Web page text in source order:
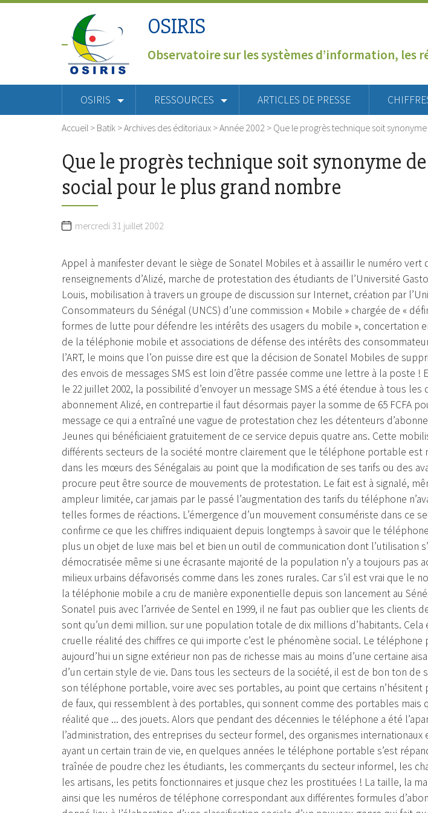
OSIRIS
Observatoire sur les systèmes d’information, les
OSIRIS RESSOURCES ARTICLES DE PRESSE
Accueil > Batik >Archives des éditoriaux >Année 2002 > Que le progrès technique soit
Que le progrès technique soit synonyme
social pour le plus grand nombre
mercredi 31 juillet 2002
Appel à manifester devant le siège de Sonatel Mobiles et à assaillir le numéro vert
renseignements d’Alizé, marche de protestation des étudiants de l’Université
Louis, mobilisation à travers un groupe de discussion sur Internet, création par
Consommateurs du Sénégal (UNCS) d’une commission « Mobile » chargée de «
formes de lutte pour défendre les intérêts des usagers du mobile », concertation
de la téléphonie mobile et associations de défense des intérêts des
l’ART, le moins que l’on puisse dire est que la décision de Sonatel Mobiles de
des envois de messages SMS est loin d’être passée comme une lettre à la poste !
le 22 juillet 2002, la possibilité d’envoyer un message SMS a été étendue à tous les
abonnement Alizé, en contrepartie il faut désormais payer la somme de 65 FCFA
message ce qui a entraîné une vague de protestation chez les détenteurs
Jeunes qui bénéficiaient gratuitement de ce service depuis quatre ans. Cette
différents secteurs de la société montre clairement que le téléphone portable est
dans les mœurs des Sénégalais au point que la modification de ses tarifs ou des
procure peut être source de mouvements de protestation. Le fait est à signalé,
ampleur limitée, car jamais par le passé l’augmentation des tarifs du téléphone
telles formes de réactions. L’émergence d’un mouvement consumériste dans ce
confirme ce que les chiffres indiquaient depuis longtemps à savoir que le
plus un objet de luxe mais bel et bien un outil de communication dont l’utilisation
démocratisée même si une écrasante majorité de la population n’y a toujours pas
milieux urbains défavorisés comme dans les zones rurales. Car s’il est vrai que le
la téléphonie mobile a cru de manière exponentielle depuis son lancement au
Sonatel puis avec l’arrivée de Sentel en 1999, il ne faut pas oublier que les clients
sont qu’un demi million. sur une population totale de dix millions d’habitants. Cela
cruelle réalité des chiffres ce qui importe c’est le phénomène social. Le
aujourd’hui un signe extérieur non pas de richesse mais au moins d’une certaine
d’un certain style de vie. Dans tous les secteurs de la société, il est de bon ton de
son téléphone portable, voire avec ses portables, au point que certains n’hésitent
de faux, qui ressemblent à des portables, qui sonnent comme des portables mais
réalité que ... des jouets. Alors que pendant des décennies le téléphone a été
l’administration, des entreprises du secteur formel, des organismes internationaux
ayant un certain train de vie, en quelques années le téléphone portable s’est
traînée de poudre chez les étudiants, les commerçants du secteur informel, les
les artisans, les petits fonctionnaires et jusque chez les prostituées ! La taille, la
ainsi que les numéros de téléphone correspondant aux différentes formules